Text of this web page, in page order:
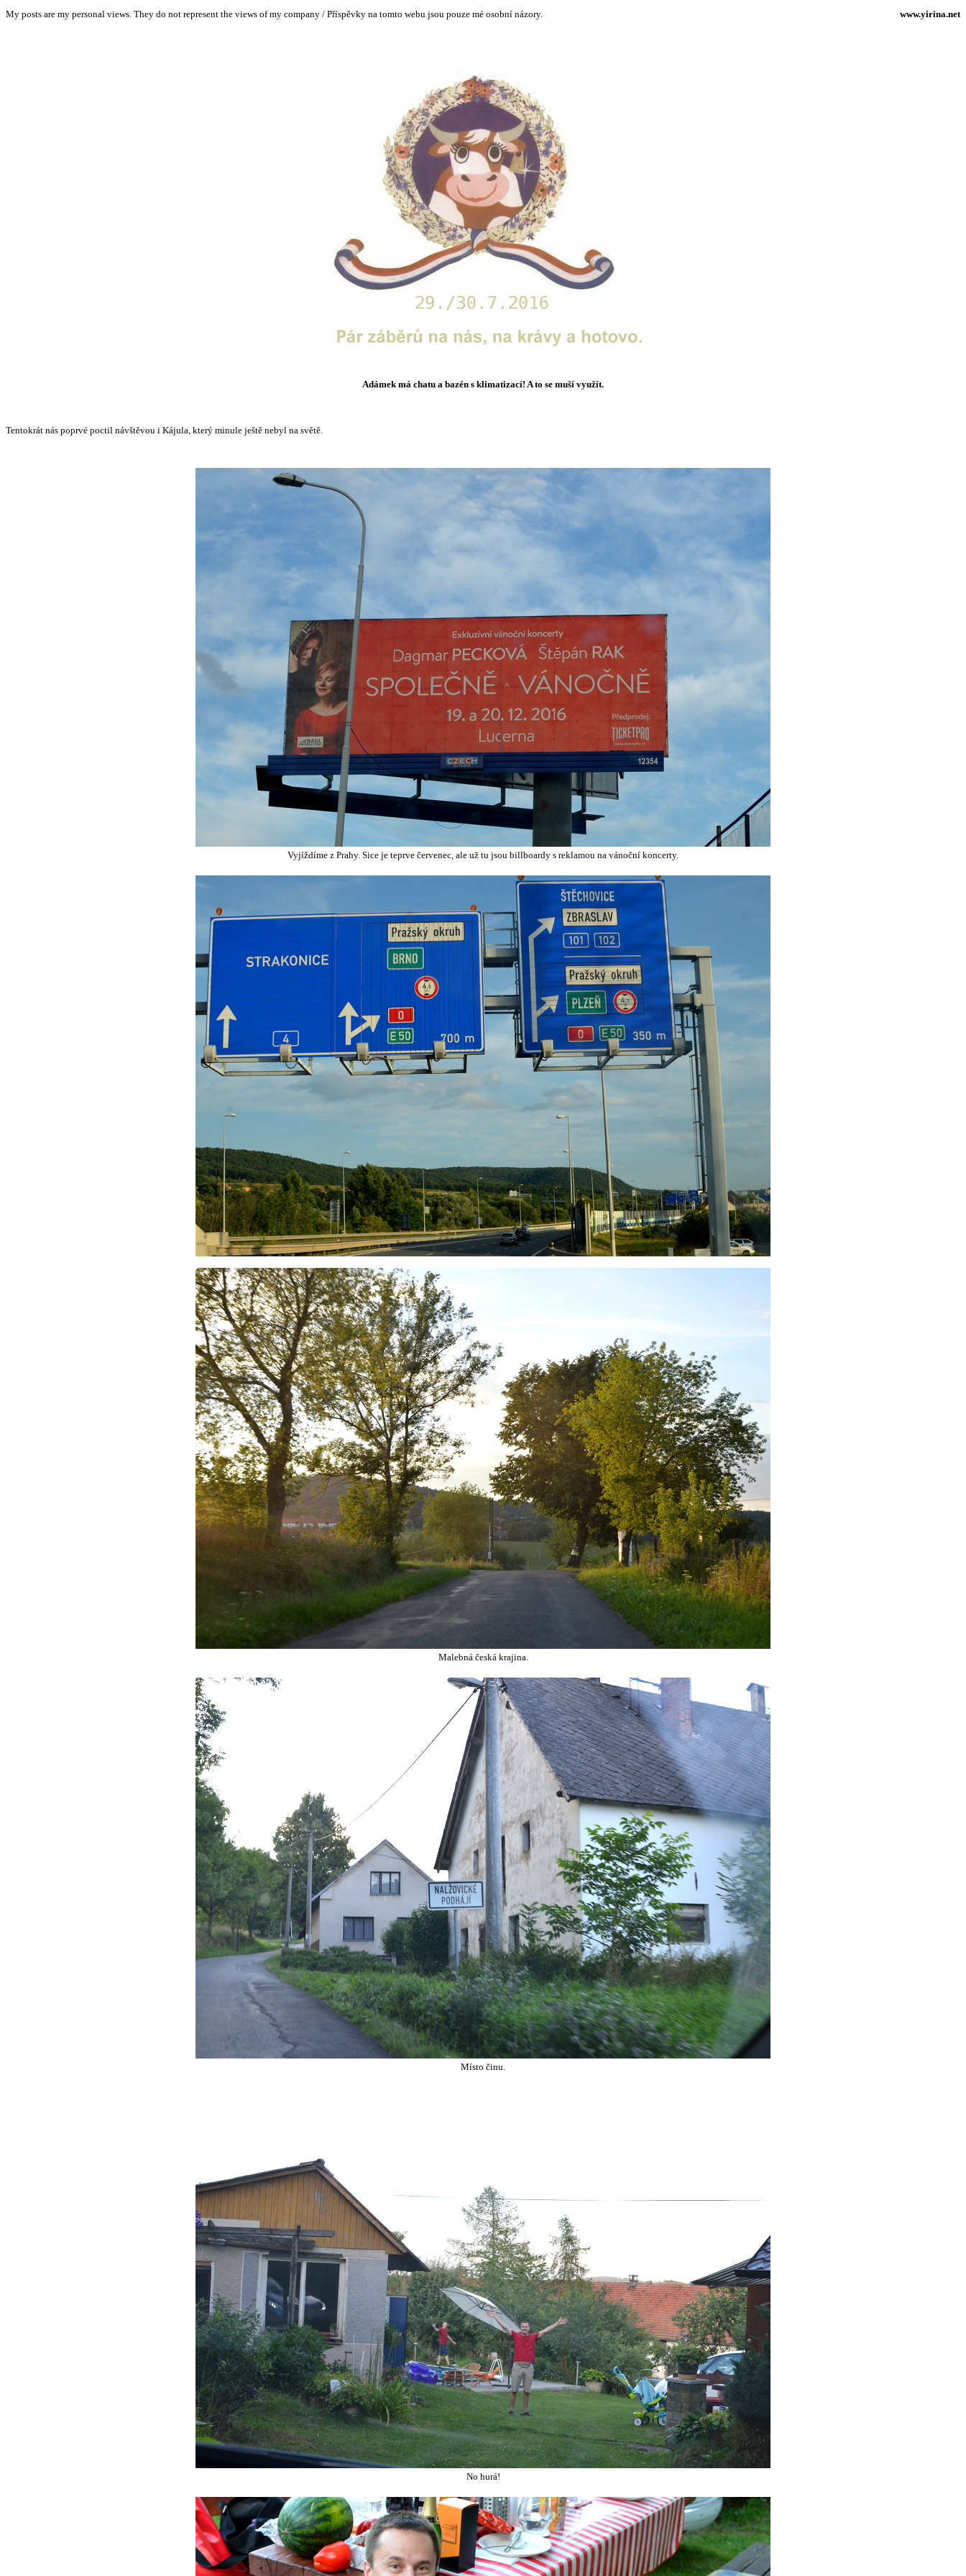
My posts are my personal views. They do not represent the views of my company / Příspěvky na tomto webu jsou pouze mé osobní názory. www.yirina.net
Adámek má chatu a bazén s klimatizací! A to se muší využít.
Tentokrát nás poprvé poctil návštěvou i Kájula, který minule ještě nebyl na světě.
Vyjíždíme z Prahy. Sice je teprve červenec, ale už tu jsou billboardy s reklamou na vánoční koncerty.
Malebná česká krajina.
Místo činu.
No hurá!